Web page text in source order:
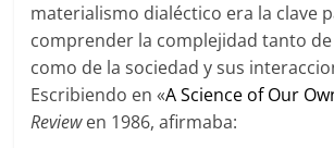
materialismo dialéctico era la clave
comprender la complejidad tanto
como de la sociedad y sus
Escribiendo en «A Science of Our
Reviewen 1986, afirmaba: